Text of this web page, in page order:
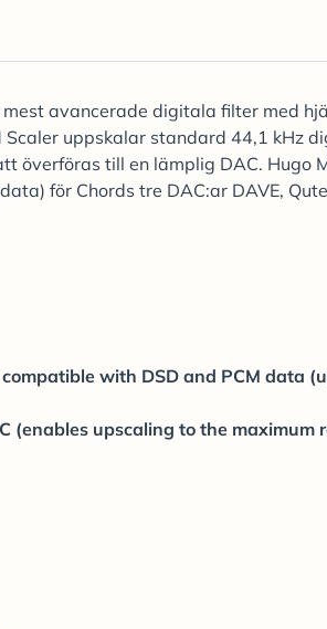
avancerade digitala filter med
Scaler uppskalar standard 44,1 kHz
överföras till en lämplig DAC. Hugo
för Chords tre DAC:ar DAVE,
with DSD and PCM data
(enables upscaling to the maximum